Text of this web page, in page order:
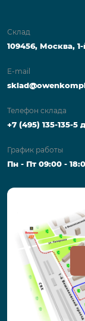
Склад
109456, Москва,
E-mail
Телефон склада
+7 (495) 135-135-5
График работы
Пн - Пт 09:00 -